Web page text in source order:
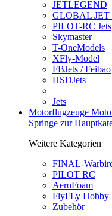
JETLEGEND
GLOBAL JET
PILOT-RC Jets
Skymaster
T-OneModels
XFly-Model
FBJets / Feibao
HSDJets
Jets
Motorflugzeuge
Springe zur
Weitere Kategorien
FINAL-
PILOT RC
AeroFoam
FlyFLy Hobby
Zubehör